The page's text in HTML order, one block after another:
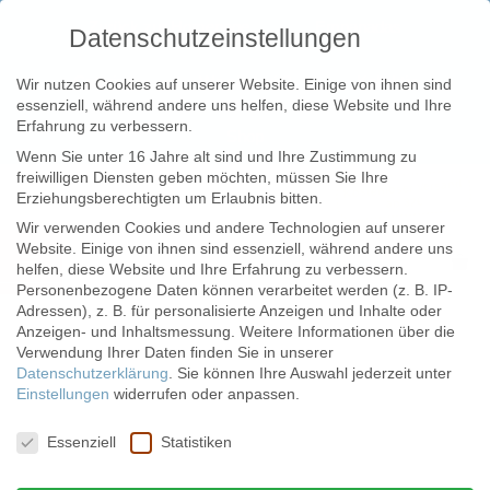
Zurück zur Homepage
Catering Wo sind wir? Kollektiv
Kostenloser Versand
Registrieren/Login
Menü
Datenschutzeinstellungen
Wir nutzen Cookies auf unserer Website. Einige von ihnen sind
essenziell, während andere uns helfen, diese Website und Ihre
Erfahrung zu verbessern.
Wenn Sie unter 16 Jahre alt sind und Ihre Zustimmung zu
freiwilligen Diensten geben möchten, müssen Sie Ihre
Erziehungsberechtigten um Erlaubnis bitten.
Wir verwenden Cookies und andere Technologien auf unserer
Website. Einige von ihnen sind essenziell, während andere uns
helfen, diese Website und Ihre Erfahrung zu verbessern.
Personenbezogene Daten können verarbeitet werden (z. B. IP-
Adressen), z. B. für personalisierte Anzeigen und Inhalte oder
Anzeigen- und Inhaltsmessung. Weitere Informationen über die
Verwendung Ihrer Daten finden Sie in unserer
Datenschutzerklärung
Sie können Ihre Auswahl jederzeit unter
Einstellungen widerrufen oder anpassen.
Essenziell
Statistiken